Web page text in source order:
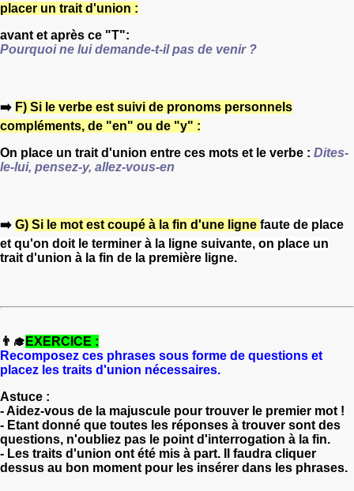
placer un trait d'union :
avant et après ce "T":
Pourquoi ne lui demande-t-il pas de venir ?
➡️ F) Si le verbe est suivi de pronoms personnels
compléments, de "en" ou de "y" :
On place un trait d'union entre ces mots et le verbe : Dites-
le-lui, pensez-y, allez-vous-en
➡️ G) Si le mot est coupé à la fin d'une ligne faute de place
et qu'on doit le terminer à la ligne suivante, on place un
trait d'union à la fin de la première ligne.
👨‍🎓 EXERCICE :
Recomposez ces phrases sous forme de questions et
placez les traits d'union nécessaires.
Astuce :
- Aidez-vous de la majuscule pour trouver le premier mot !
- Etant donné que toutes les réponses à trouver sont des
questions, n'oubliez pas le point d'interrogation à la fin.
- Les traits d'union ont été mis à part. Il faudra cliquer
dessus au bon moment pour les insérer dans les phrases.